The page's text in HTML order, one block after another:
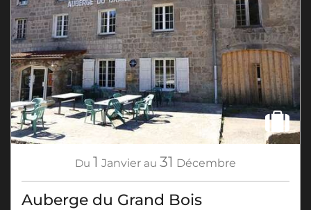
Du 1 Janvier au 31 Décembre
Auberge du Grand Bois